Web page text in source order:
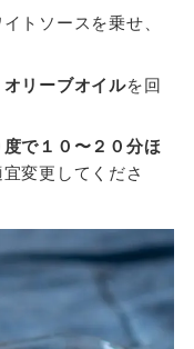
トソースを乗せ、
オリーブオイルを回
で１０〜２０分ほ
変更してくださ